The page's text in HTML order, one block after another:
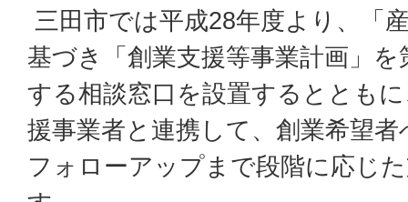
三田市では平成28年度より、「
基づき「創業支援等事業計画」
する相談窓口を設置するととも
援事業者と連携して、創業希望
フォローアップまで段階に応じ